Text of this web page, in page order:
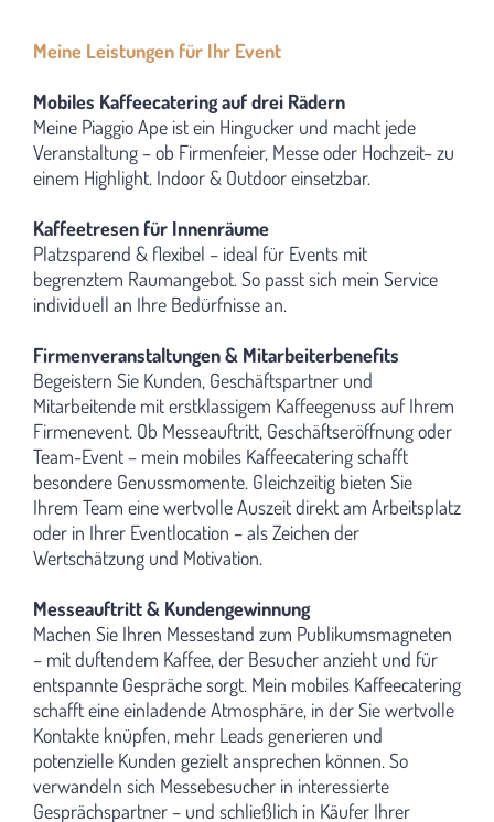
Meine Leistungen für Ihr Event
Mobiles Kaffeecatering auf drei Rädern
Meine Piaggio Ape ist ein Hingucker und macht jede
Veranstaltung – ob Firmenfeier, Messe oder Hochzeit– zu
einem Highlight. Indoor & Outdoor einsetzbar.
Kaffeetresen für Innenräume
Platzsparend & flexibel – ideal für Events mit
begrenztem Raumangebot. So passt sich mein Service
individuell an Ihre Bedürfnisse an.
Firmenveranstaltungen & Mitarbeiterbenefits
Begeistern Sie Kunden, Geschäftspartner und
Mitarbeitende mit erstklassigem Kaffeegenuss auf Ihrem
Firmenevent. Ob Messeauftritt, Geschäftseröffnung oder
Team-Event – mein mobiles Kaffeecatering schafft
besondere Genussmomente. Gleichzeitig bieten Sie
Ihrem Team eine wertvolle Auszeit direkt am Arbeitsplatz
oder in Ihrer Eventlocation – als Zeichen der
Wertschätzung und Motivation.
Messeauftritt & Kundengewinnung
Machen Sie Ihren Messestand zum Publikumsmagneten
– mit duftendem Kaffee, der Besucher anzieht und für
entspannte Gespräche sorgt. Mein mobiles Kaffeecatering
schafft eine einladende Atmosphäre, in der Sie wertvolle
Kontakte knüpfen, mehr Leads generieren und
potenzielle Kunden gezielt ansprechen können. So
verwandeln sich Messebesucher in interessierte
Gesprächspartner – und schließlich in Käufer Ihrer